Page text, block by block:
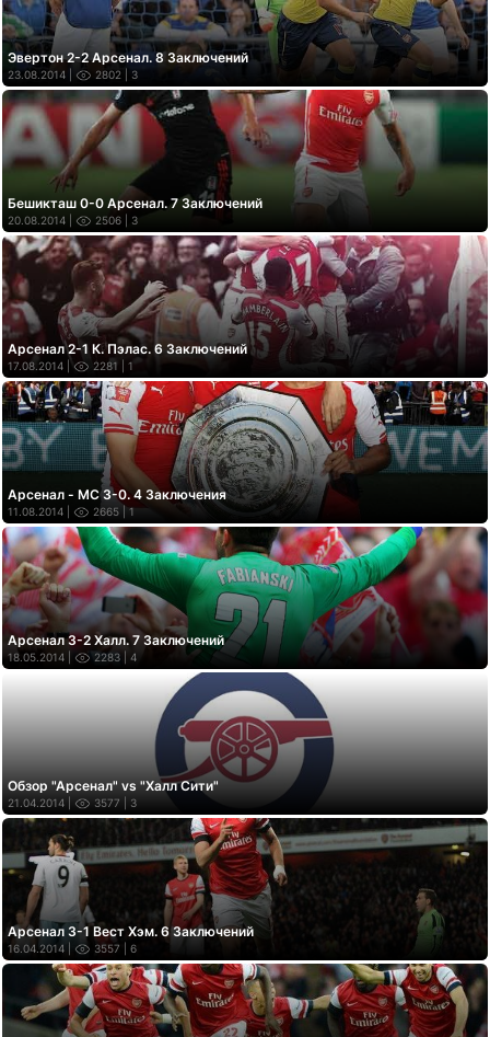
Эвертон 2-2 Арсенал. 8 Заключений
23.08.2014 | 2802 | 3
Бешикташ 0-0 Арсенал. 7 Заключений
20.08.2014 | 2506 | 3
Арсенал 2-1 К. Пэлас. 6 Заключений
17.08.2014 | 2281 | 1
Арсенал - МС 3-0. 4 Заключения
11.08.2014 | 2665 | 1
Арсенал 3-2 Халл. 7 Заключений
18.05.2014 | 2283 | 4
Обзор "Арсенал" vs "Халл Сити"
21.04.2014 | 3577 | 3
Арсенал 3-1 Вест Хэм. 6 Заключений
16.04.2014 | 3557 | 6